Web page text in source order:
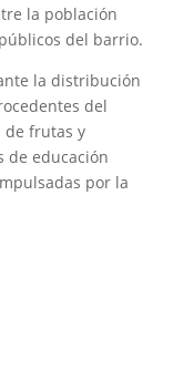
la población
del barrio.
la distribución
del
frutas y
de educación
por la